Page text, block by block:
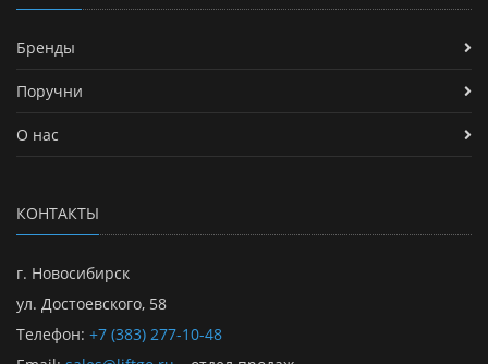
Бренды
Поручни
О нас
КОНТАКТЫ
г. Новосибирск
ул. Достоевского, 58
Телефон: +7 (383) 277-10-48